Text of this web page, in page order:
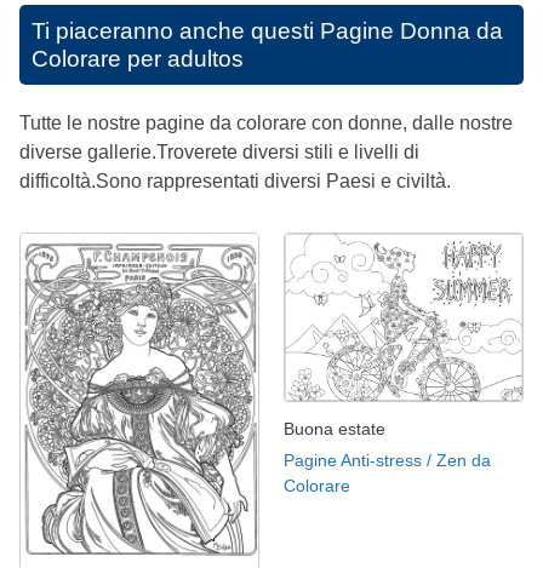
Ti piaceranno anche questi Pagine Donna da
Colorare per adultos
Tutte le nostre pagine da colorare con donne, dalle nostre
diverse gallerie.Troverete diversi stili e livelli di
difficoltà.Sono rappresentati diversi Paesi e civiltà.
Buona estate
Pagine Anti-stress / Zen da
Colorare